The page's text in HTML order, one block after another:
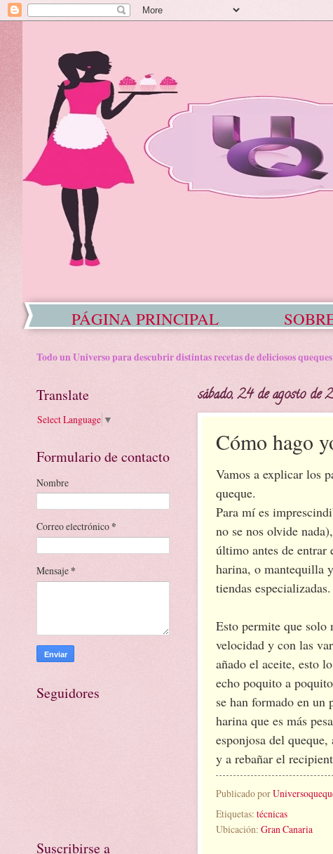
PÁGINA PRINCIPAL
Todo un Universo para descubrir distintas recetas de deliciosos
sábado, 24 de agosto de
Cómo hago
Vamos a explicar los
queque.
Para mí es
no se nos olvide
último antes de entrar
harina, o mantequilla
tiendas especializadas.
Esto permite que solo
velocidad y con las
añado el aceite, esto
echo poquito a
se han formado en
harina que es más
esponjosa del
y a rebañar el
Publicado por
Etiquetas: técnicas
Ubicación: Gran Canaria
Translate
Select Language ▼
Formulario de contacto
Nombre
Correo electrónico *
Mensaje *
Seguidores
Suscribirse a